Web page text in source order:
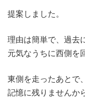
提案しました。
理由は簡単で、過去
元気なうちに西側を
東側を走ったあとで
記憶に残りませんか